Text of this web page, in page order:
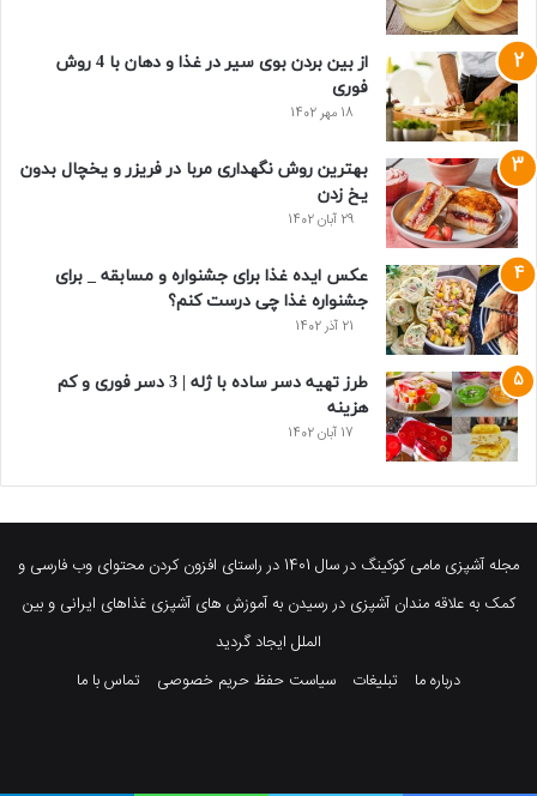
از بین بردن بوی سیر در غذا و دهان با 4 روش
فوری
18 مهر 1402
بهترین روش نگهداری مربا در فریزر و یخچال بدون
یخ زدن
29 آبان 1402
عکس ایده غذا برای جشنواره و مسابقه _ برای
جشنواره غذا چی درست کنم؟
21 آذر 1402
طرز تهیه دسر ساده با ژله | 3 دسر فوری و کم
هزینه
17 آبان 1402
مجله آشپزی مامی کوکینگ در سال 1401 در راستای افزون کردن محتوای وب فارسی و
کمک به علاقه مندان آشپزی در رسیدن به آموزش های آشپزی غذاهای ایرانی و بین
الملل ایجاد گردید
درباره ما
تبلیغات سیاست حفظ حریم خصوصی تماس با ما